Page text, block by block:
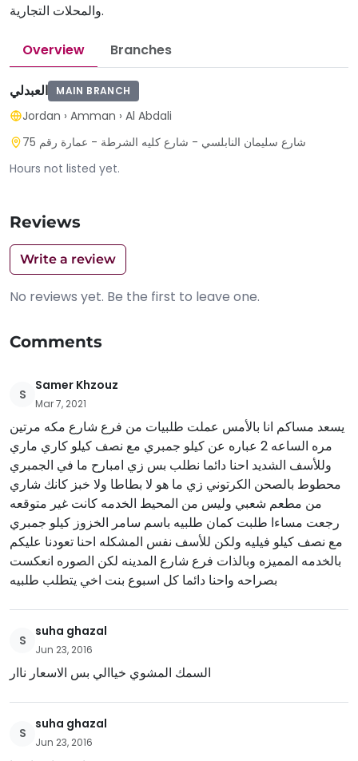
والمحلات التجارية.
Overview Branches
العبدلي MAIN BRANCH
Jordan › Amman › Al Abdali
شارع سليمان النابلسي - شارع كليه الشرطة - عمارة رقم 75
Hours not listed yet.
Reviews
Write a review
No reviews yet. Be the first to leave one.
Comments
S
Samer Khzouz
Mar 7, 2021
يسعد مساكم انا بالأمس عملت طلبيات من فرع شارع مكه مرتين
مره الساعه 2 عباره عن كيلو جمبري مع نصف كيلو كاري ماري
وللأسف الشديد احنا دائما نطلب بس زي امبارح ما في الجمبري
محطوط بالصحن الكرتوني زي ما هو لا بطاطا ولا خبز كانك شاري
من مطعم شعبي وليس من المحيط الخدمه كانت غير متوقعه
رجعت مساءا طلبت كمان طلبيه باسم سامر الخزوز كيلو جمبري
مع نصف كيلو فيليه ولكن للأسف نفس المشكله احنا تعودنا عليكم
بالخدمه المميزه وبالذات فرع شارع المدينه لكن الصوره انعكست
بصراحه واحنا دائما كل اسبوع بنت اخي يتطلب طلبيه
S
suha ghazal
Jun 23, 2016
السمك المشوي خياالي بس الاسعار ناار
S
suha ghazal
Jun 23, 2016